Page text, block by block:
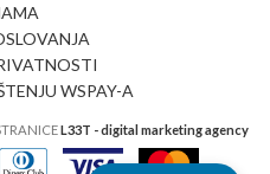
WSPAY-A
L33T - digital marketing agency